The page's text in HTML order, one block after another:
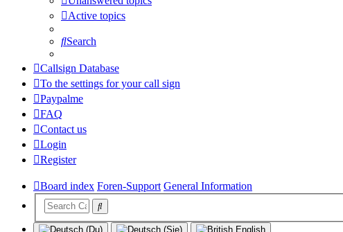
Active topics
Search
Callsign Database
To the settings for your call sign
Paypalme
FAQ
Contact us
Login
Register
Board index Foren-Support General Information